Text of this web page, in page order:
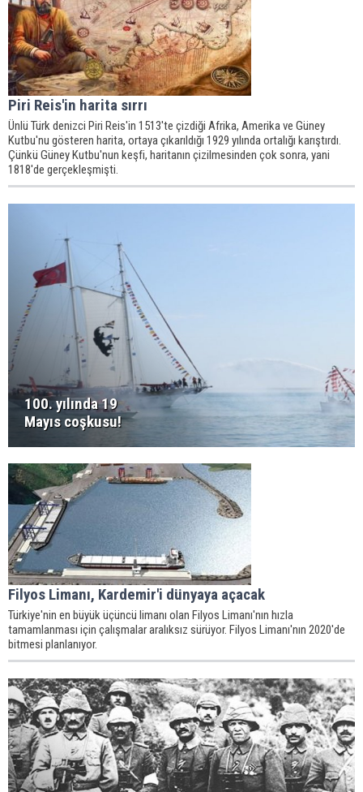
Piri Reis'in harita sırrı
Ünlü Türk denizci Piri Reis'in 1513'te çizdiği Afrika, Amerika ve Güney
Kutbu'nu gösteren harita, ortaya çıkarıldığı 1929 yılında ortalığı karıştırdı.
Çünkü Güney Kutbu'nun keşfi, haritanın çizilmesinden çok sonra, yani
1818'de gerçekleşmişti.
100. yılında 19
Mayıs coşkusu!
Filyos Limanı, Kardemir'i dünyaya açacak
Türkiye'nin en büyük üçüncü limanı olan Filyos Limanı'nın hızla
tamamlanması için çalışmalar aralıksız sürüyor. Filyos Limanı'nın 2020'de
bitmesi planlanıyor.